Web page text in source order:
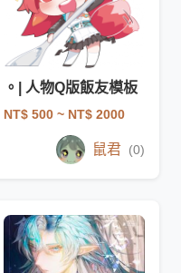
。| 人物Q版飯友模板
NT$ 500 ~ NT$ 2000
鼠君 (0)